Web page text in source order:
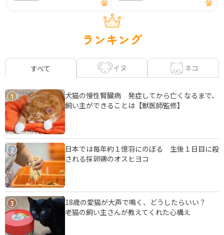
ランキング
すべて イヌ ネコ
1
犬猫の慢性腎臓病 発症してから亡くなるまで、
飼い主ができることは【獣医師監修】
2
日本では毎年約１億羽にのぼる 生後１日目に殺
される採卵鶏のオスヒヨコ
3
18歳の愛猫が大声で鳴く、どうしたらいい？
老猫の飼い主さんが教えてくれた心構え